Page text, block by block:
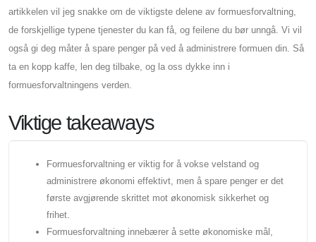
artikkelen vil jeg snakke om de viktigste delene av formuesforvaltning,
de forskjellige typene tjenester du kan få, og feilene du bør unngå. Vi vil
også gi deg måter å spare penger på ved å administrere formuen din. Så
ta en kopp kaffe, len deg tilbake, og la oss dykke inn i
formuesforvaltningens verden.
Viktige takeaways
Formuesforvaltning er viktig for å vokse velstand og
administrere økonomi effektivt, men å spare penger er det
første avgjørende skrittet mot økonomisk sikkerhet og
frihet.
Formuesforvaltning innebærer å sette økonomiske mål,